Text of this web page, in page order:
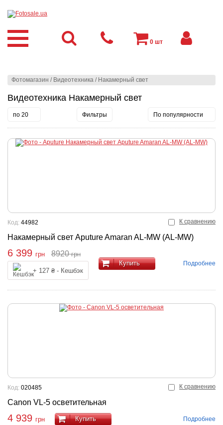
Фотомагазин / Видеотехника / Накамерный свет
Видеотехника Накамерный свет
по 20 Фильтры По популярности
К сравнению
Накамерный свет Aputure Amaran AL-MW (AL-MW)
Код: 44982
6 399 грн 8920грн
+ 127 ₴ - Кешбэк
Купить Подробнее
К сравнению
Canon VL-5 осветительная
Код: 020485
4 939 грн Купить Подробнее
0 шт